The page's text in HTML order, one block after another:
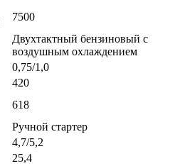
7500
Двухтактный бензиновый с
воздушным охлаждением
0,75/1,0
420
618
Ручной стартер
4,7/5,2
25,4